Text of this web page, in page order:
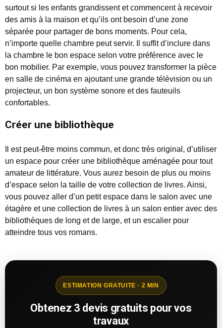
surtout si les enfants grandissent et commencent à recevoir
des amis à la maison et qu’ils ont besoin d’une zone
séparée pour partager de bons moments. Pour cela,
n’importe quelle chambre peut servir. Il suffit d’inclure dans
la chambre le bon espace selon votre préférence avec le
bon mobilier. Par exemple, vous pouvez transformer la pièce
en salle de cinéma en ajoutant une grande télévision ou un
projecteur, un bon système sonore et des fauteuils
confortables.
Créer une bibliothèque
Il est peut-être moins commun, et donc très original, d’utiliser
un espace pour créer une bibliothèque aménagée pour tout
amateur de littérature. Vous aurez besoin de plus ou moins
d’espace selon la taille de votre collection de livres. Ainsi,
vous pouvez aller d’un petit espace dans le salon avec une
étagère et une collection de livres à un salon entier avec des
bibliothèques de long et de large, et un escalier pour
atteindre tous vos romans.
ESTIMATION GRATUITE · 2 MIN
Obtenez 3 devis gratuits pour vos
travaux